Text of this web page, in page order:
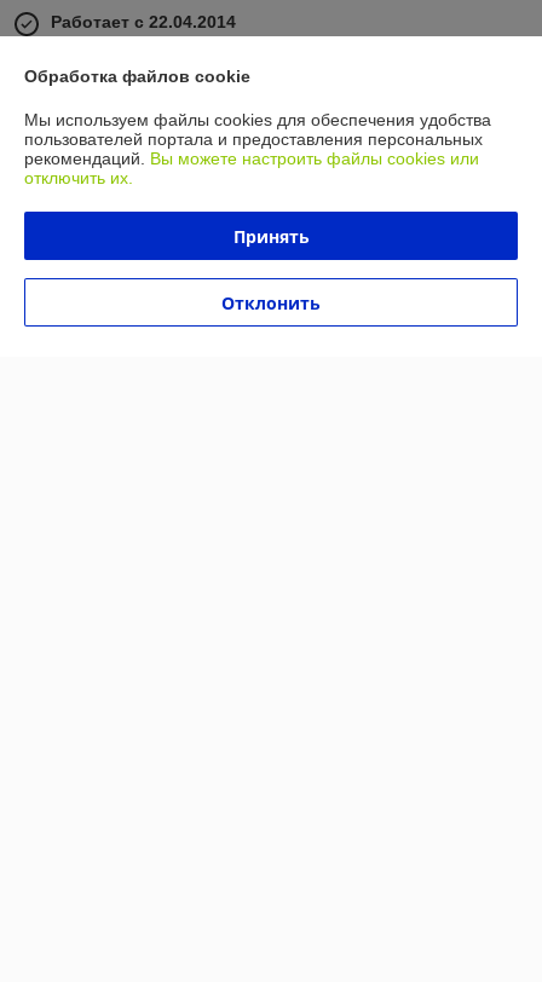
Работает с 22.04.2014
ул. Бабушкина, 2, Минск, Беларусь
Контакты
Сегодня работает с 08:30 до 17:00
Обработка файлов cookie
Мы используем файлы cookies для обеспечения удобства
пользователей портала и предоставления персональных
рекомендаций. Вы можете настроить файлы cookies или
отключить их.
Принять
Отклонить